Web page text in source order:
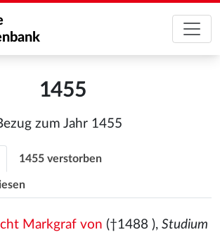
1455
zum Jahr 1455
1455 verstorben
Markgraf von (†1488 ), Studium